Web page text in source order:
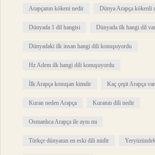
Arapçanın kökeni nedir Dünya Arapça kökenli
Dünyada 1 dil hangisi Dünyada ilk hangi dil
Dünyadaki ilk insan hangi dili konuşuyordu
Hz Adem ilk hangi dili konuşuyordu
İlk Arapça konuşan kimdir Kaç çeşit Arapça var
Kuran neden Arapça Kuranın dili nedir
Osmanlıca Arapça ile aynı mı
Türkçe dünyanın en eski dili midir